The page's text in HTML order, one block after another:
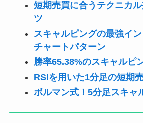
短期売買に合うテクニカ
ツ
スキャルピングの最強イ
チャートパターン
勝率65.38%のスキャルピ
RSIを用いた1分足の短期
ボルマン式！5分足スキャ